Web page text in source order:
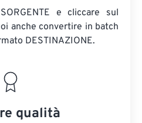
e cliccare sul
anche convertire in batch
DESTINAZIONE.
qualità